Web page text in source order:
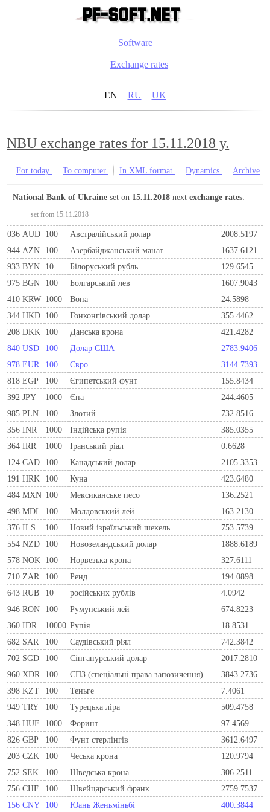
Software
Exchange rates
EN RU UK
NBU exchange rates for 15.11.2018 y.
For today To computer In XML format Dynamics Archive
National Bank of Ukraine set on 15.11.2018 nextexchange rates:
set from 15.11.2018
036 AUD 100 Австралійський долар
2008.5197
944 AZN 100 Азербайджанський манат
1637.6121
933 BYN 10 Бiлоруський рубль
129.6545
975 BGN 100 Болгарський лев
1607.9043
410 KRW 1000 Вона
24.5898
344 HKD 100 Гонконгівський долар
355.4462
208 DKK 100 Данська крона
421.4282
840 USD 100 Долар США
2783.9406
978 EUR 100 Євро
3144.7393
818 EGP 100 Єгипетський фунт
155.8434
392 JPY 1000 Єна
244.4605
985 PLN 100 Злотий
732.8516
356 INR 1000 Індійська рупія
385.0355
364 IRR 1000 Іранський ріал
0.6628
124 CAD 100 Канадський долар
2105.3353
191 HRK 100 Куна
423.6480
484 MXN 100 Мексиканське песо
136.2521
498 MDL 100 Молдовський лей
163.2130
376 ILS 100 Новий ізраїльський шекель
753.5739
554 NZD 100 Новозеландський долар
1888.6189
578 NOK 100 Норвезька крона
327.6111
710 ZAR 100 Ренд
194.0898
643 RUB 10 російських рублів
4.0942
946 RON 100 Румунський лей
674.8223
360 IDR 10000 Рупія
18.8531
682 SAR 100 Саудівський ріял
742.3842
702 SGD 100 Сінгапурський долар
2017.2810
960 XDR 100 СПЗ (спеціальні права запозичення)
3843.2736
398 KZT 100 Теньге
7.4061
949 TRY 100 Турецька ліра
509.4758
348 HUF 1000 Форинт
97.4569
826 GBP 100 Фунт стерлінгів
3612.6497
203 CZK 100 Чеська крона
120.9794
752 SEK 100 Шведська крона
306.2511
756 CHF 100 Швейцарський франк
2759.7537
156 CNY 100 Юань Женьміньбі 400.3844